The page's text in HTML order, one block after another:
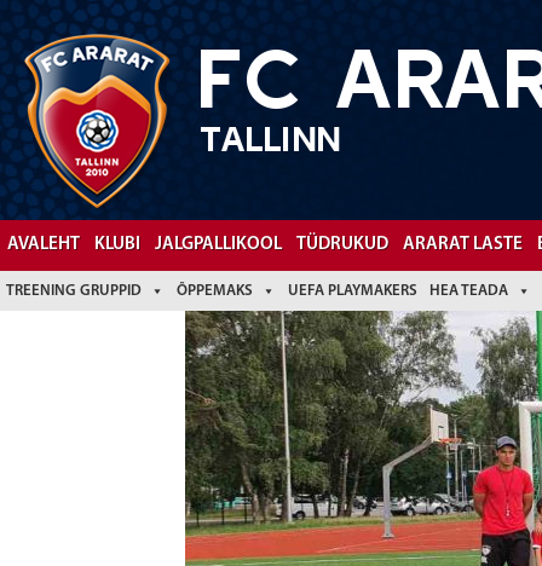
FC
TALLINN
AVALEHT KLUBI JALGPALLIKOOL TÜDRUKUD ARARAT LASTE
TREENING GRUPPID ÕPPEMAKS UEFA PLAYMAKERS HEA TEADA